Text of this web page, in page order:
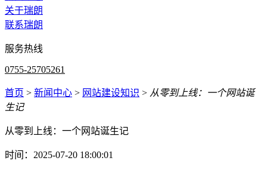
关于瑞朗
联系瑞朗
服务热线
0755-25705261
首页 > 新闻中心 > 网站建设知识 > 从零到上线：一个网站诞
生记
从零到上线：一个网站诞生记
时间：2025-07-20 18:00:01